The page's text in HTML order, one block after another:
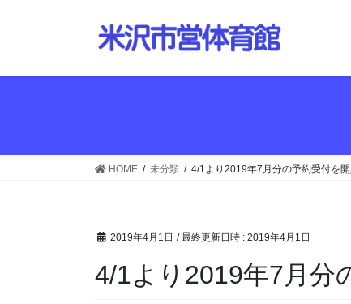
HOME 未分類 4/1より2019年7月分の予約受付を
2019年4月1日 / 最終更新日時 : 2019年4月1日
4/1より2019年7月分